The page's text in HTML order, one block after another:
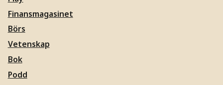
Finansmagasinet
Börs
Vetenskap
Bok
Podd